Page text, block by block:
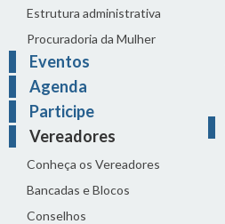
Estrutura administrativa
Procuradoria da Mulher
Eventos
Agenda
Participe
Vereadores
Conheça os Vereadores
Bancadas e Blocos
Conselhos